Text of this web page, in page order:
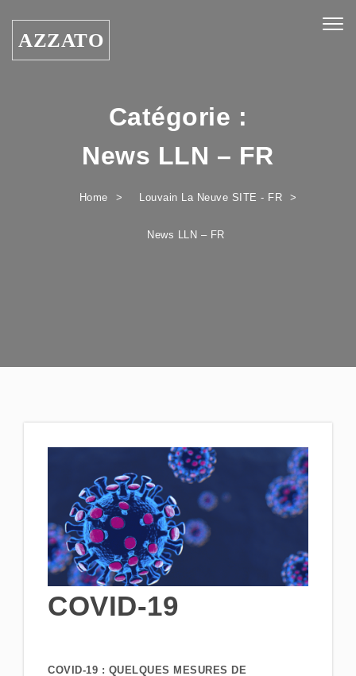
AZZATO
Catégorie :
News LLN – FR
Home Louvain La Neuve SITE - FR
News LLN – FR
COVID-19
COVID-19 : QUELQUES MESURES DE